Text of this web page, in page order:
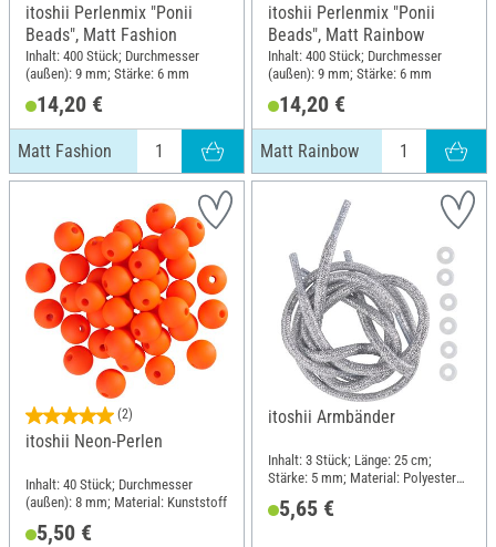
itoshii Perlenmix "Ponii
Beads", Matt Fashion
Inhalt: 400 Stück; Durchmesser
(außen): 9 mm; Stärke: 6 mm
14,20 €
Matt Fashion
itoshii Perlenmix "Ponii
Beads", Matt Rainbow
Inhalt: 400 Stück; Durchmesser
(außen): 9 mm; Stärke: 6 mm
14,20 €
Matt Rainbow
(2)
itoshii Neon-Perlen
Inhalt: 40 Stück; Durchmesser
(außen): 8 mm; Material: Kunststoff
5,50 €
itoshii Armbänder
Inhalt: 3 Stück; Länge: 25 cm;
Stärke: 5 mm; Material: Polyester
5,65 €